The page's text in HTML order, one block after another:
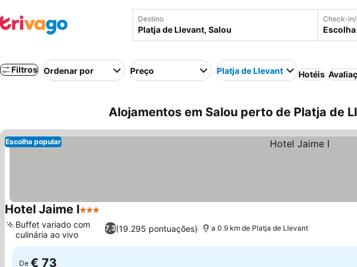
Destino Check-
Filtros Ordenar por Preço Platja de Llevant Hotéis
Alojamentos em Salou perto de Platja de
Escolha popular
Hotel Jaime I3 Estrelas
7,3(19.295 pontuações)
Buffet variado com
culinária ao vivo
a 0.9 km de Platja de Llevant
De € 73